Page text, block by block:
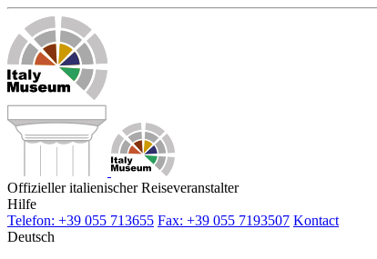
Offizieller italienischer Reiseveranstalter
Hilfe
Telefon: +39 055 713655 Fax: +39 055 7193507 Kontact
Deutsch